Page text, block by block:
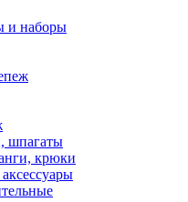
и наборы
шпагаты
крюки